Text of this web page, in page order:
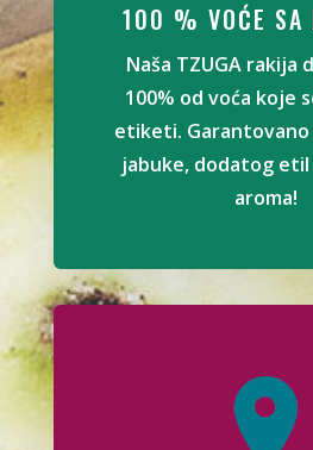
100 % VOĆE SA
Naša TZUGA rakija
100% od voća koje
etiketi. Garantovano
jabuke, dodatog etil
aroma!